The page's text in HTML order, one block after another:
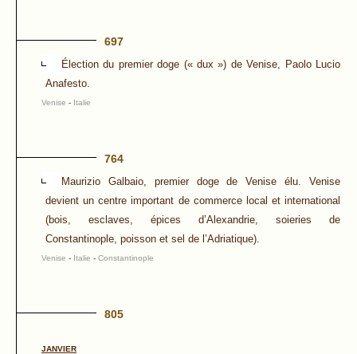
697
Élection du premier doge (« dux ») de Venise, Paolo Lucio
Anafesto.
Venise - Italie
764
Maurizio Galbaio, premier doge de Venise élu. Venise
devient un centre important de commerce local et international
(bois, esclaves, épices d’Alexandrie, soieries de
Constantinople, poisson et sel de l’Adriatique).
Venise - Italie - Constantinople
805
JANVIER